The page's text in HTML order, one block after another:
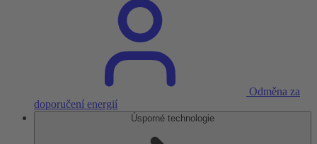
Odměna za
doporučení energií
Úsporné technologie